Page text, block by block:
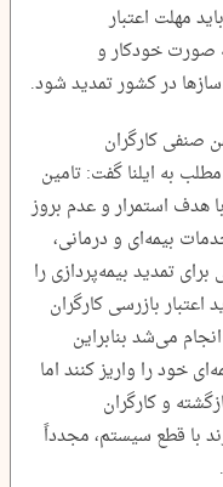
مهلت اعتبار
صورت خودکار و
در کشور تمدید شود.
صنفی کارگران
به ایلنا گفت: تامین
هدف استمرار و عدم بروز
بیمه‌ای و درمانی،
تمدید بیمه‌پردازی را
اعتبار بازرسی کارگران
می‌شد بنابراین
خود را واریز کنند اما
و کارگران
با قطع سیستم، مجدداً